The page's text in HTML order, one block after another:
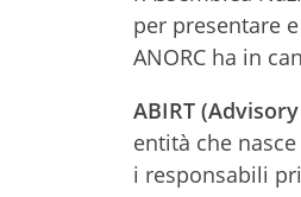
per presentare
ANORC ha in
ABIRT
entità che
i responsabili